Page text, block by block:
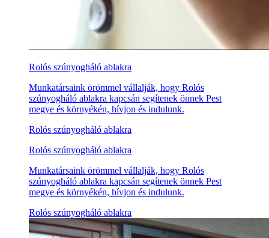
Rolós szúnyogháló ablakra
Munkatársaink örömmel vállalják, hogy Rolós
szúnyogháló ablakra kapcsán segítenek önnek Pest
megye és környékén, hívjon és indulunk.
Rolós szúnyogháló ablakra
Rolós szúnyogháló ablakra
Munkatársaink örömmel vállalják, hogy Rolós
szúnyogháló ablakra kapcsán segítenek önnek Pest
megye és környékén, hívjon és indulunk.
Rolós szúnyogháló ablakra